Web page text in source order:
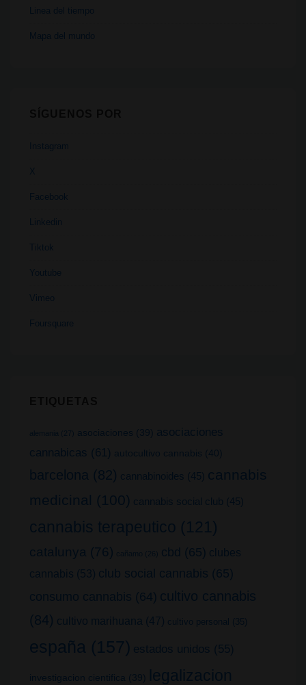
Linea del tiempo
Mapa del mundo
Instagram
X
Facebook
Linkedin
Tiktok
Youtube
Vimeo
Foursquare
alemania (27) asociaciones (39)
asociaciones
cannabicas (61) autocultivo cannabis (40)
barcelona (82) cannabinoides (45) cannabis
medicinal (100) cannabis social club (45)
cannabis terapeutico (121)
catalunya (76) cañamo (26) cbd (65) clubes
cannabis (53) club social cannabis (65)
consumo cannabis (64) cultivo cannabis
(84) cultivo marihuana (47) cultivo personal (35)
españa (157) estados unidos (55)
investigacion cientifica (39)
legalizacion